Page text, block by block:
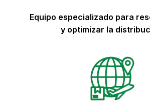
Equipo especializado para
y optimizar la